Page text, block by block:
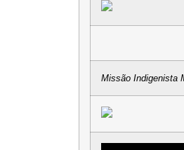
Missão Indigenista